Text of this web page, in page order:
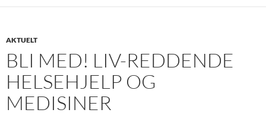
AKTUELT
BLI MED! LIV-REDDENDE
HELSEHJELP OG
MEDISINER